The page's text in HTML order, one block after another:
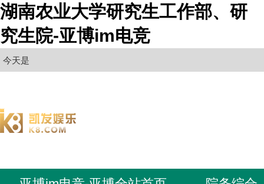
湖南农业大学研究生工作部、研
究生院-亚博im电竞
今天是